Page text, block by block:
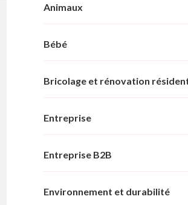
Animaux
Bébé
Bricolage et rénovation
Entreprise
Entreprise B2B
Environnement et durabilité